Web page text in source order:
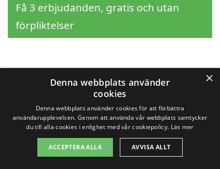
Få 3 erbjudanden, gratis och utan
förpliktelser
Sök efter en
professionell för
dödsbostädning i andra
städer nära Askersund
×
Denna webbplats använder
cookies
Denna webbplats använder cookies för att förbättra
användarupplevelsen. Genom att använda vår webbplats samtycker
du till alla cookies i enlighet med vår cookiepolicy. Läs mer
ACCEPTERA ALLA AVVISA ALLT